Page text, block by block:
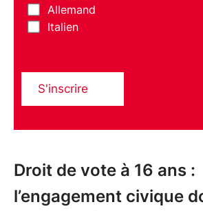
Allemand
Italien
S'inscrire
Droit de vote à 16 ans :
l’engagement civique